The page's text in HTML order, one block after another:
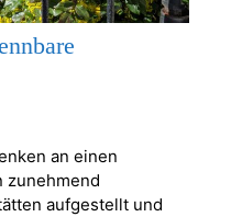
an einen
zunehmend
aufgestellt und